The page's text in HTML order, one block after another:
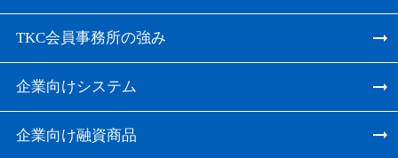
TKC会員事務所の強み
企業向けシステム
企業向け融資商品